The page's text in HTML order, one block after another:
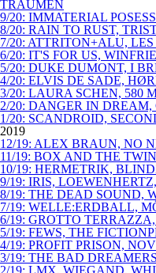
TRÄUMEN
9/20: IMMATERIAL
8/20: RAIN TO RUST,
7/20: ATTRITON+ALU,
6/20: IT'S FOR US,
5/20: DUKE DUMONT, I
4/20: ELVIS DE SADE,
3/20: LAURA SCHEN, 580
2/20: DANGER IN
1/20: SCANDROID,
2019
12/19: ALEX BRAUN, NO
11/19: BOX AND THE
10/19: HERMETRIK,
9/19: IRIS,
8/19: THE DEAD SOUND,
7/19: WELLE:ERDBALL,
6/19: GROTTO
5/19: FEWS, THE
4/19: PROFIT PRISON,
3/19: THE BAD
2/19: LMX, WIEGAND,